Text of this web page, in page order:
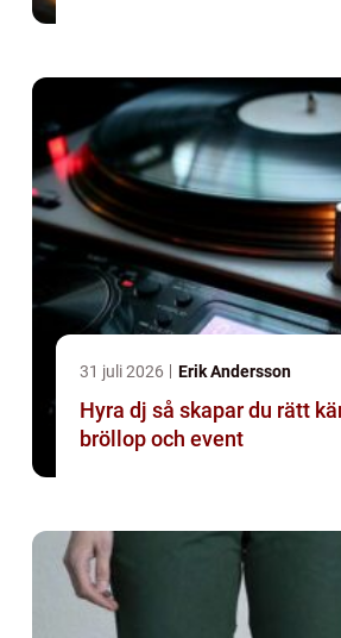
31 juli 2026 Erik Andersson
Hyra dj så skapar du rätt känsla på fest,
bröllop och event